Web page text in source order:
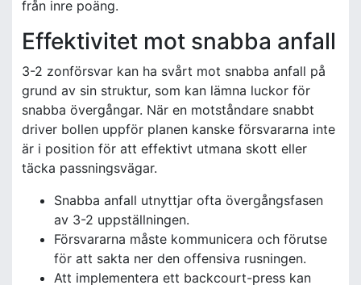
från inre poäng.
Effektivitet mot snabba anfall
3-2 zonförsvar kan ha svårt mot snabba anfall på
grund av sin struktur, som kan lämna luckor för
snabba övergångar. När en motståndare snabbt
driver bollen uppför planen kanske försvararna inte
är i position för att effektivt utmana skott eller
täcka passningsvägar.
Snabba anfall utnyttjar ofta övergångsfasen
av 3-2 uppställningen.
Försvararna måste kommunicera och förutse
för att sakta ner den offensiva rusningen.
Att implementera ett backcourt-press kan